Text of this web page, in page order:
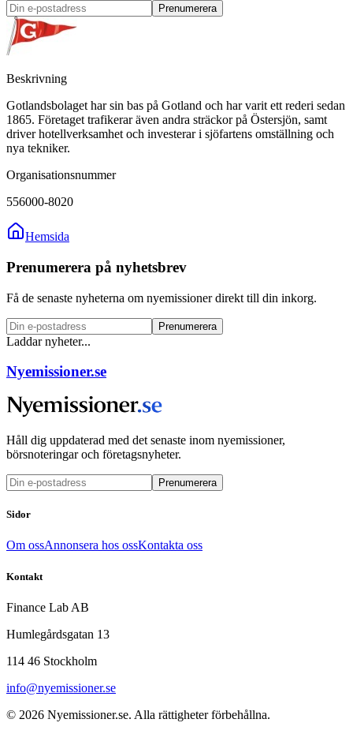
Prenumerera
Beskrivning
Gotlandsbolaget har sin bas på Gotland och har varit ett rederi sedan
1865. Företaget trafikerar även andra sträckor på Östersjön, samt
driver hotellverksamhet och investerar i sjöfartens omställning och
nya tekniker.
Organisationsnummer
556000-8020
Hemsida
Prenumerera på nyhetsbrev
Få de senaste nyheterna om nyemissioner direkt till din inkorg.
Prenumerera
Laddar nyheter...
Nyemissioner.se
Håll dig uppdaterad med det senaste inom nyemissioner,
börsnoteringar och företagsnyheter.
Prenumerera
Sidor
Om ossAnnonsera hos ossKontakta oss
Kontakt
Finance Lab AB
Humlegårdsgatan 13
114 46 Stockholm
info@nyemissioner.se
© 2026 Nyemissioner.se. Alla rättigheter förbehållna.